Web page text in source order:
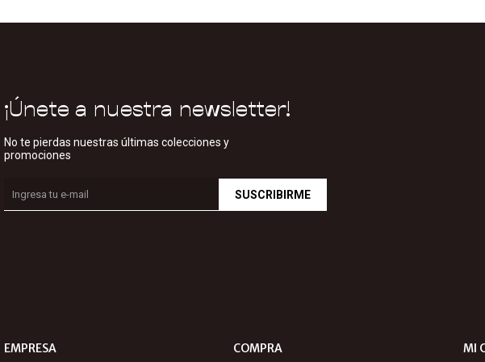
EMPRESA COMPRA MI
¡Únete a nuestra newsletter!
No te pierdas nuestras últimas colecciones y
promociones
SUSCRIBIRME